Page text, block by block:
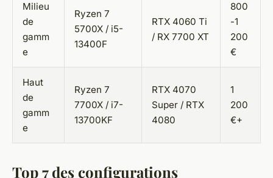
Milieu
de
gamm
e
Ryzen 7
5700X / i5-
13400F
RTX 4060 Ti
/ RX 7700 XT
800
-1
200
€
Haut
de
gamm
e
Ryzen 7
7700X / i7-
13700KF
RTX 4070
Super / RTX
4080
1
200
€+
Top 7 des configurations